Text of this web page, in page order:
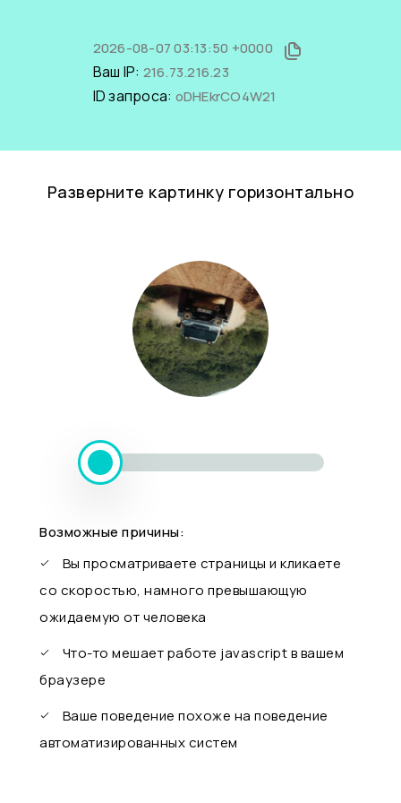
2026-08-07 03:13:50 +0000
Ваш IP: 216.73.216.23
ID запроса: oDHEkrCO4W21
Разверните картинку горизонтально
Возможные причины:
Вы просматриваете страницы и кликаете
со скоростью, намного превышающую
ожидаемую от человека
Что-то мешает работе javascript в вашем
браузере
Ваше поведение похоже на поведение
автоматизированных систем